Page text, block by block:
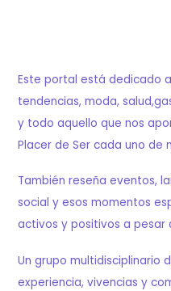
Este portal está dedicado
tendencias, moda,
y todo aquello que nos
Placer de Ser cada uno de
También reseña eventos,
social y esos momentos
activos y positivos a pesar
Un grupo multidisciplinario
experiencia, vivencias y